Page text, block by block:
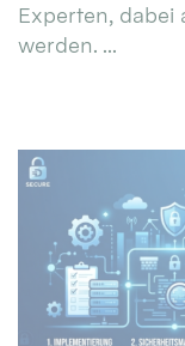
Experten, dabei
werden. ...